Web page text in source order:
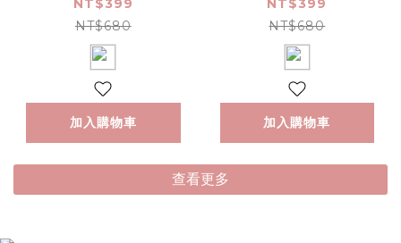
附噴頭 200ml
NT$399
NT$680
加入購物車
頭 200ml
NT$399
NT$680
加入購物車
查看更多